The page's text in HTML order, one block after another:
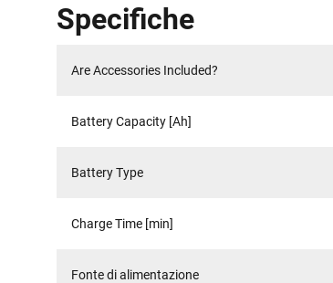
Specifiche
Are Accessories Included?
Battery Capacity [Ah]
Battery Type
Charge Time [min]
Fonte di alimentazione